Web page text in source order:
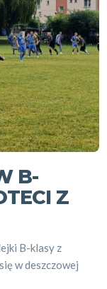
B-
Z
B-klasy z
w deszczowej